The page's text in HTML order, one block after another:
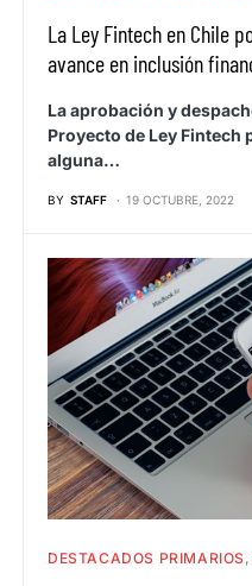
La Ley Fintech en Chile
avance en inclusión
La aprobación y
Proyecto de Ley Fintech
alguna…
BY STAFF 19 OCTUBRE, 2022
DESTACADOS PRIMARIOS